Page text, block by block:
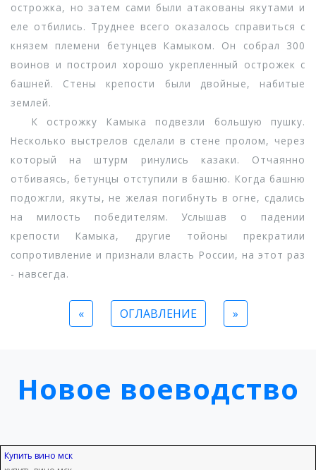
острожка, но затем сами были атакованы якутами и
еле отбились. Труднее всего оказалось справиться с
князем племени бетунцев Камыком. Он собрал 300
воинов и построил хорошо укрепленный острожек с
башней. Стены крепости были двойные, набитые
землей.
К острожку Камыка подвезли большую пушку.
Несколько выстрелов сделали в стене пролом, через
который на штурм ринулись казаки. Отчаянно
отбиваясь, бетунцы отступили в башню. Когда башню
подожгли, якуты, не желая погибнуть в огне, сдались
на милость победителям. Услышав о падении
крепости Камыка, другие тойоны прекратили
сопротивление и признали власть России, на этот раз
- навсегда.
« ОГЛАВЛЕНИЕ »
Новое воеводство
Купить вино мск